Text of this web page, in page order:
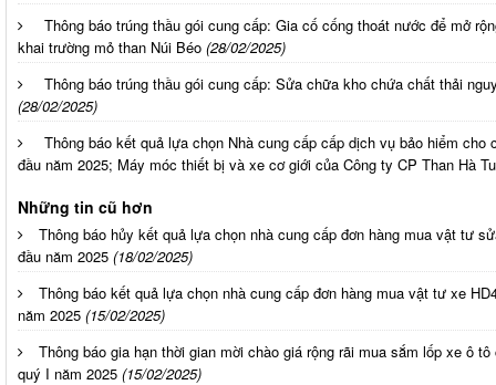
Thông báo trúng thầu gói cung cấp: Gia cố cống thoát nước để mở
khai trường mỏ than Núi Béo (28/02/2025)
Thông báo trúng thầu gói cung cấp: Sửa chữa kho chứa chất thải
(28/02/2025)
Thông báo kết quả lựa chọn Nhà cung cấp cấp dịch vụ bảo hiểm
đầu năm 2025; Máy móc thiết bị và xe cơ giới của Công ty CP Than Hà
Những tin cũ hơn
Thông báo hủy kết quả lựa chọn nhà cung cấp đơn hàng mua vật tư
đầu năm 2025 (18/02/2025)
Thông báo kết quả lựa chọn nhà cung cấp đơn hàng mua vật tư xe
năm 2025 (15/02/2025)
Thông báo gia hạn thời gian mời chào giá rộng rãi mua sắm lốp xe ô
quý I năm 2025 (15/02/2025)